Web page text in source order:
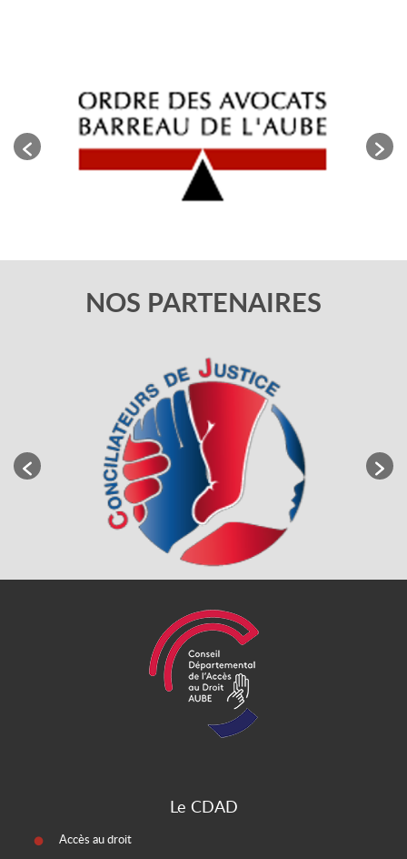
NOS PARTENAIRES
Le CDAD
Accès au droit